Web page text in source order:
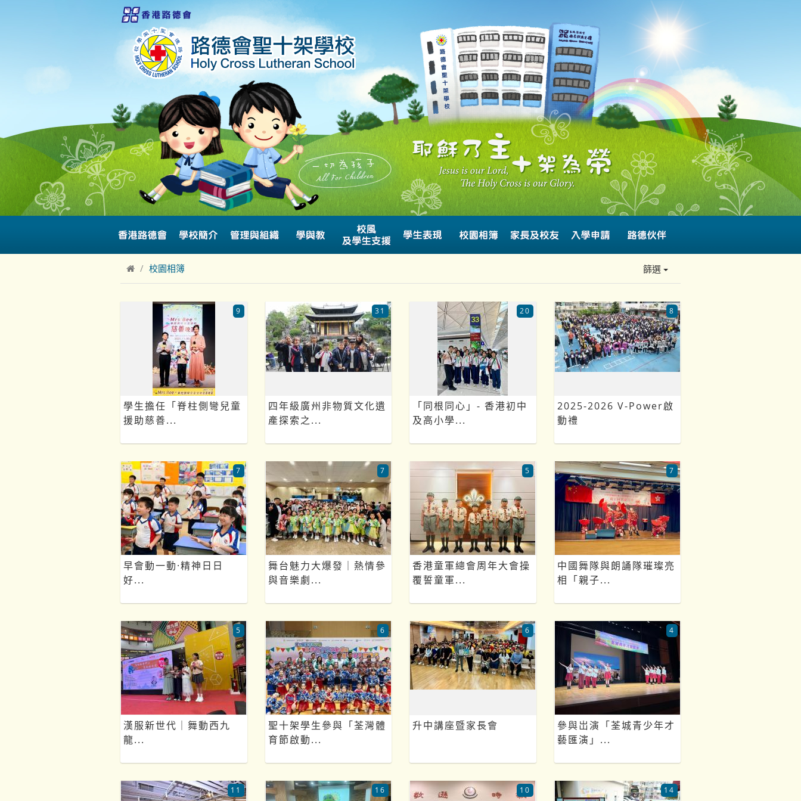
校園相簿 篩選
學生擔任「脊柱側彎兒童
援助慈善...
9
四年級廣州非物質文化遺
產探索之...
31
「同根同心」- 香港初中
及高小學...
20
2025-2026 V-Power啟
動禮
8
早會動一動·精神日日
好...
7
舞台魅力大爆發｜熱情參
與音樂劇...
7
香港童軍總會周年大會操
覆誓童軍...
5
中國舞隊與朗誦隊璀璨亮
相「親子...
7
漢服新世代｜舞動西九
龍...
5
聖十架學生參與「荃灣體
育節啟動...
6
升中講座暨家長會
6
參與岀演「荃城青少年才
藝匯演」...
4
11 16 10 14